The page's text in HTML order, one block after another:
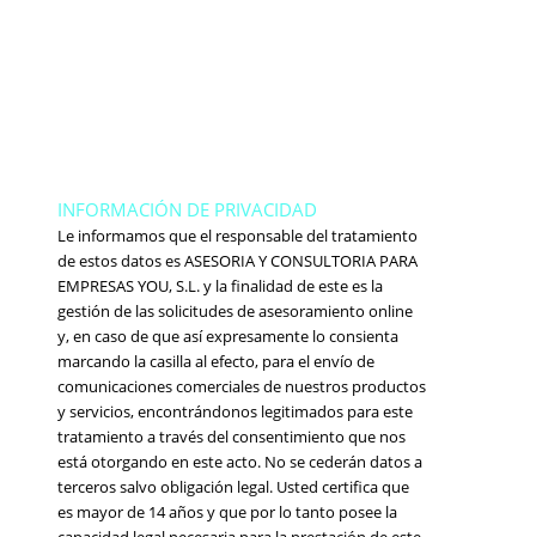
INFORMACIÓN DE PRIVACIDAD
Le informamos que el responsable del tratamiento
de estos datos es ASESORIA Y CONSULTORIA PARA
EMPRESAS YOU, S.L. y la finalidad de este es la
gestión de las solicitudes de asesoramiento online
y, en caso de que así expresamente lo consienta
marcando la casilla al efecto, para el envío de
comunicaciones comerciales de nuestros productos
y servicios, encontrándonos legitimados para este
tratamiento a través del consentimiento que nos
está otorgando en este acto. No se cederán datos a
terceros salvo obligación legal. Usted certifica que
es mayor de 14 años y que por lo tanto posee la